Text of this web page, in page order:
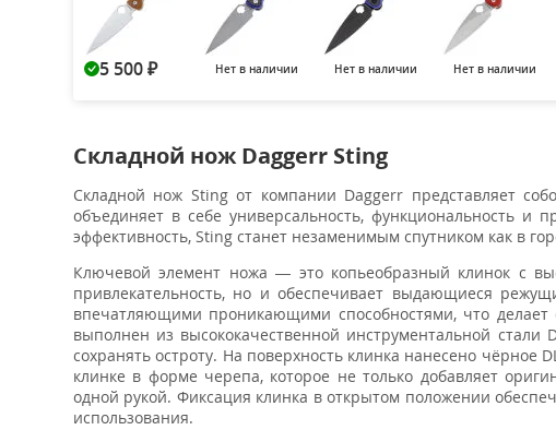
5 500 ₽ Нет в наличии Нет в наличии Нет в наличии
Складной нож Daggerr Sting
Складной нож Sting от компании Daggerr представляет
объединяет в себе универсальность, функциональность и
эффективность, Sting станет незаменимым спутником как в
Ключевой элемент ножа — это копьеобразный клинок с
привлекательность, но и обеспечивает выдающиеся
впечатляющими проникающими способностями, что
выполнен из высококачественной инструментальной стали
сохранять остроту. На поверхность клинка нанесено чёрное
клинке в форме черепа, которое не только добавляет
одной рукой. Фиксация клинка в открытом положении
использования.